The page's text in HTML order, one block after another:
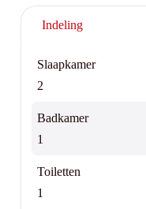
Indeling
Slaapkamer
2
Badkamer
1
Toiletten
1